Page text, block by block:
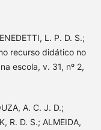
L. P. D. S.;
recurso didático no
escola, v. 31, nº 2,
A. C. J. D.;
R. D. S.; ALMEIDA,